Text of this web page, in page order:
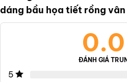
dáng bầu họa tiết rồng
ĐÁNH GIÁ
5